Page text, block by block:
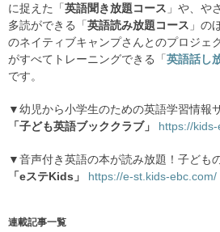
に捉えた「 英語聞き放題コース 」や、や
多読ができる「 英語読み放題コース 」の
のネイティブキャンプさんとのプロジェ
がすべてトレーニングできる「 英語話し
です。
▼幼児から小学生のための英語学習情報
「子ども英語ブッククラブ」
https://
▼音声付き英語の本が読み放題！子ども
「eステKids」
https://e-st.kids-ebc.com/
連載記事一覧